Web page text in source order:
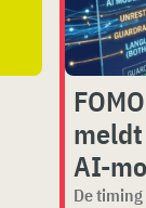
AI-
De